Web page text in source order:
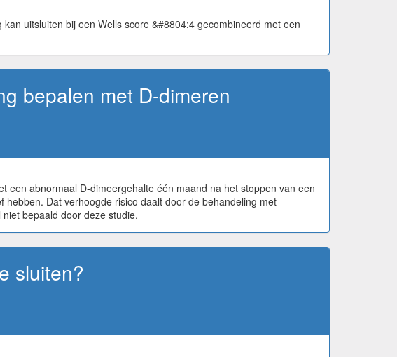
uitsluiten bij een Wells score &#8804;4 gecombineerd met een
bepalen met D-dimeren
een abnormaal D-dimeergehalte één maand na het stoppen van een
Dat verhoogde risico daalt door de behandeling met
bepaald door deze studie.
sluiten?